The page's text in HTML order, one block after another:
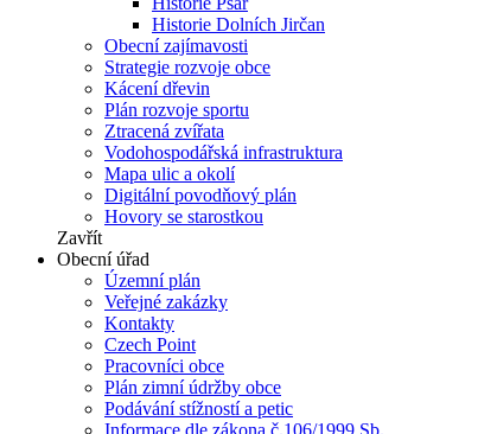
Historie Dolních Jirčan
Obecní zajímavosti
Strategie rozvoje obce
Kácení dřevin
Plán rozvoje sportu
Ztracená zvířata
Vodohospodářská infrastruktura
Mapa ulic a okolí
Digitální povodňový plán
Hovory se starostkou
Zavřít
Obecní úřad
Územní plán
Veřejné zakázky
Kontakty
Czech Point
Pracovníci obce
Plán zimní údržby obce
Podávání stížností a petic
Informace dle zákona č.106/1999 Sb.